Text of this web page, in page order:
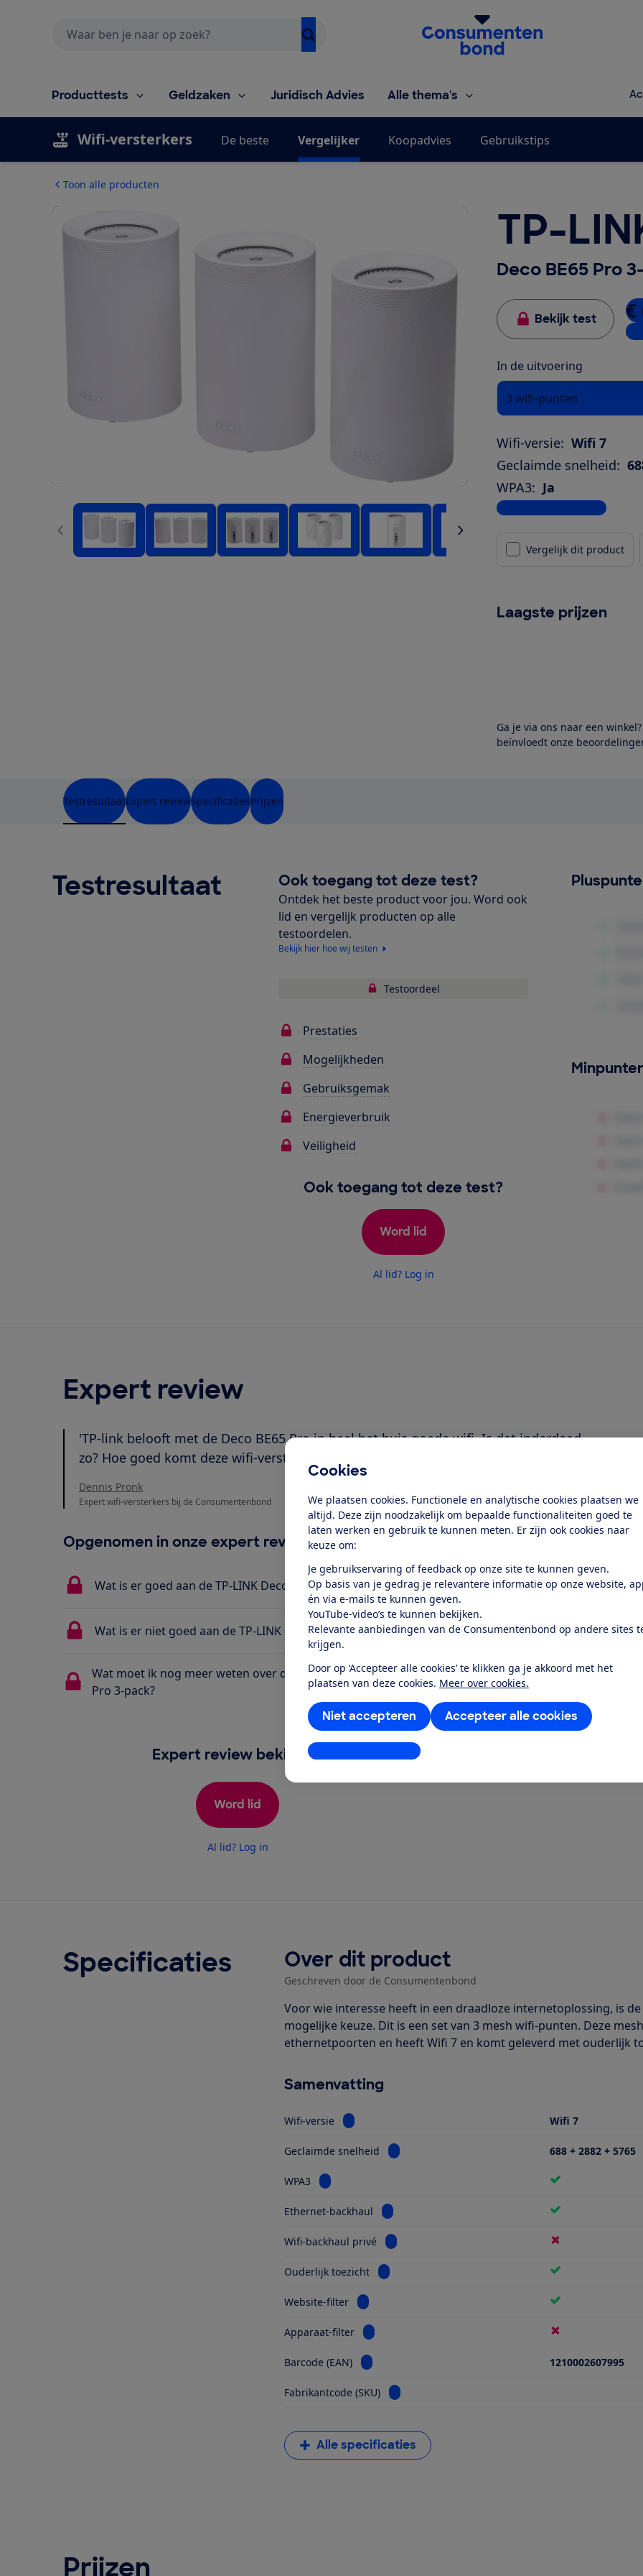
Cookies
We plaatsen cookies. Functionele en analytische cookies plaatsen we
altijd. Deze zijn noodzakelijk om bepaalde functionaliteiten goed te
laten werken en gebruik te kunnen meten. Er zijn ook cookies naar
keuze om:
Je gebruikservaring of feedback op onze site te kunnen geven.
Op basis van je gedrag je relevantere informatie op onze website,
én via e-mails te kunnen geven.
YouTube-video’s te kunnen bekijken.
Relevante aanbiedingen van de Consumentenbond op andere sites
krijgen.
Door op ‘Accepteer alle cookies’ te klikken ga je akkoord met het
plaatsen van deze cookies. Meer over cookies.
Accepteer alle cookies
Niet accepteren
Instellingen aanpassen
Homepage van de Consumentenbond
Producttests Geldzaken Juridisch Advies Alle thema's
Wifi-versterkers De beste Vergelijker Koopadvies Gebruikstips
Toon alle producten
TP-
Deco BE65 Pro
Bekijk test €
2
In de uitvoering
3 wifi-punten
Wifi-versie: Wifi 7
Geclaimde snelheid:
WPA3: Ja
Bekijk alle specificaties
Vergelijk dit product
Laagste prijzen
Ga je via ons naar een
beïnvloedt onze
TestresultaatExpert reviewSpecificatiesPrijzen
Testresultaat Ook toegang tot deze test?
Ontdek het beste product voor jou. Word ook
lid en vergelijk producten op alle
testoordelen.
Bekijk hier hoe wij testen
Testoordeel
Prestaties
Mogelijkheden
Gebruiksgemak
Energieverbruik
Veiligheid
Ook toegang tot deze test?
Word lid
Al lid? Log in
Expert review
'TP-link belooft met de Deco BE65 Pro in heel het huis goede wifi. Is dat inderdaad
zo? Hoe goed komt deze wifi-versterker uit onze test?'
Dennis Pronk
Expert wifi-versterkers bij de Consumentenbond
Opgenomen in onze expert review
Wat is er goed aan de TP-LINK Deco BE65 Pro 3-pack?
Wat is er niet goed aan de TP-LINK Deco BE65 Pro 3-pack?
Wat moet ik nog meer weten over de TP-LINK Deco BE65
Pro 3-pack?
Expert review bekijken?
Word lid
Al lid? Log in
Specificaties Over dit product
Geschreven door de Consumentenbond
Voor wie interesse heeft in een draadloze internetoplossing, is de
mogelijke keuze. Dit is een set van 3 mesh wifi-punten. Deze
ethernetpoorten en heeft Wifi 7 en komt geleverd met ouderlijk
Samenvatting
Wifi-versie Bekijk informatie voor Wifi-versie Wifi 7
Geclaimde snelheid Bekijk informatie voor Geclaimde snelheid688 + 2882 + 5765
WPA3 Bekijk informatie voor WPA3
Ethernet-backhaul Bekijk informatie voor Ethernet-backhaul
Wifi-backhaul privé Bekijk informatie voor Wifi-backhaul privé
Ouderlijk toezicht Bekijk informatie voor Ouderlijk toezicht
Website-filter Bekijk informatie voor Website-filter
Apparaat-filter Bekijk informatie voor Apparaat-filter
Barcode (EAN) Bekijk informatie voor Barcode (EAN) 1210002607995
Fabrikantcode (SKU) Bekijk informatie voor Fabrikantcode (SKU)
Alle specificaties
Prijzen